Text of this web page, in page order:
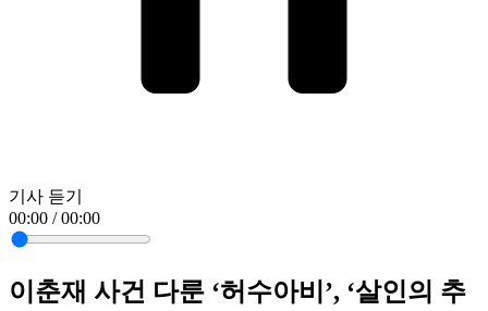
기사 듣기
00:00 / 00:00
이춘재 사건 다룬 ‘허수아비’, ‘살인의 추